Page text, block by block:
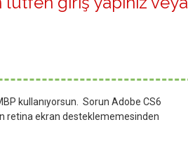
kullanıyorsun. Sorun Adobe CS6
retina ekran desteklememesinden